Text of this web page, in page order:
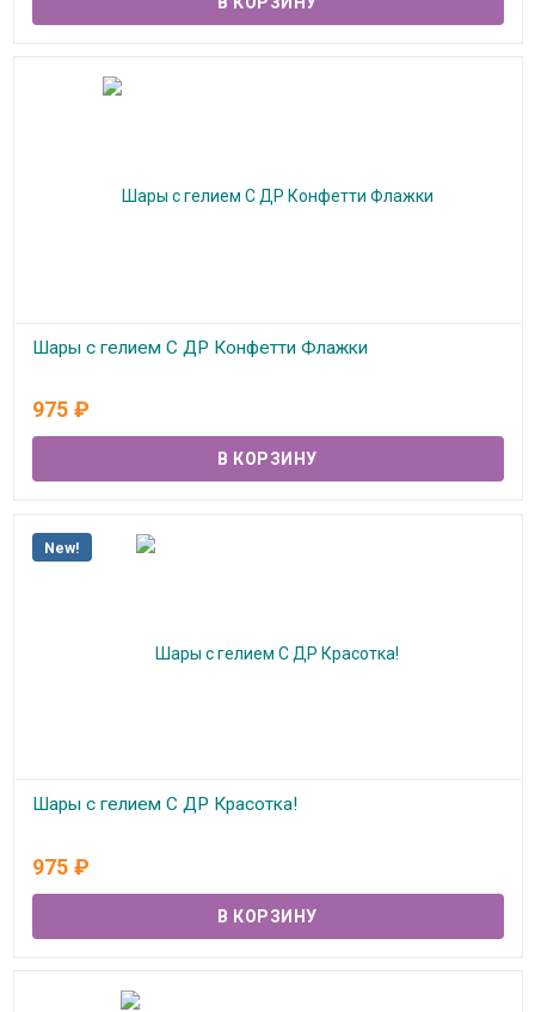
Шары с гелием С ДР Конфетти Флажки
975 ₽
New!
Шары с гелием С ДР Красотка!
975 ₽